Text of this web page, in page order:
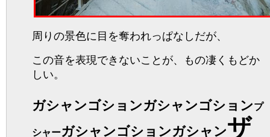
周りの景色に目を奪われっぱなしだが、
この音を表現できないことが、もの凄くもどか
しい。
ガシャンゴションガシャンゴションプ
シャーガシャンゴションガシャンザ